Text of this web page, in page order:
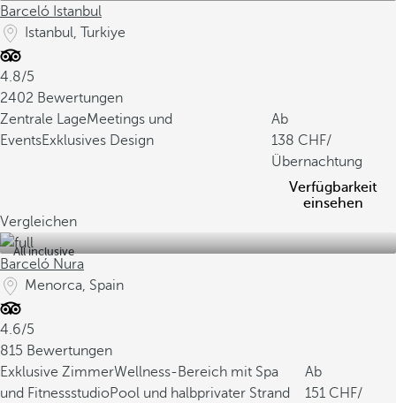
Barceló Istanbul
Istanbul, Turkiye
4.8/5
2402 Bewertungen
Zentrale LageMeetings und
EventsExklusives Design
Ab
138
/
Übernachtung
Verfügbarkeit
einsehen
Vergleichen
All inclusive
Barceló Nura
Menorca, Spain
4.6/5
815 Bewertungen
Exklusive ZimmerWellness-Bereich mit Spa
und FitnessstudioPool und halbprivater Strand
Ab
151
/